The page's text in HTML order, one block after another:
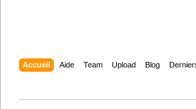
Accueil Aide Team Upload Blog